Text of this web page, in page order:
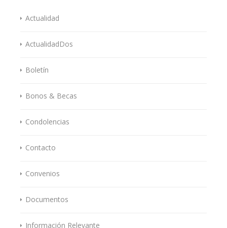
Actualidad
ActualidadDos
Boletín
Bonos & Becas
Condolencias
Contacto
Convenios
Documentos
Información Relevante